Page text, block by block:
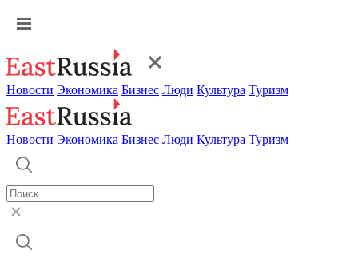
Новости Экономика Бизнес Люди Культура Туризм
Новости Экономика Бизнес Люди Культура Туризм